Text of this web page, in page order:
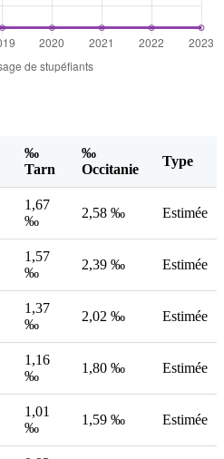
‰
Tarn
‰
Occitanie
Type
1,67
‰
2,58 ‰ Estimée
1,57
‰
2,39 ‰ Estimée
1,37
‰
2,02 ‰ Estimée
1,16
‰
1,80 ‰ Estimée
1,01
‰
1,59 ‰ Estimée